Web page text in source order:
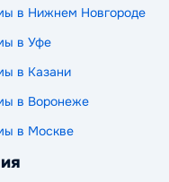
в Нижнем Новгороде
в Уфе
в Казани
в Воронеже
в Москве